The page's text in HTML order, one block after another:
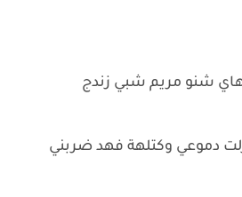
هاي شنو مريم شبي زندج
دموعي وكتلهة فهد ضربني